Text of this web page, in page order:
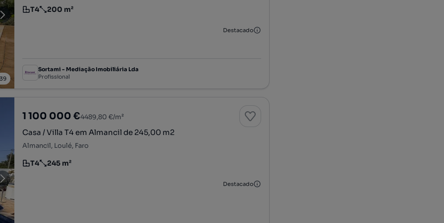
39
Tipologia
T4
Preço por metro quadrado
200 m²
Destacado
Sortami - Mediação Imobiliária Lda
Profissional
1 100 000 €4489,80 €/m²
Casa / Villa T4 em Almancil de 245,00 m2
Almancil, Loulé, Faro
Tipologia
T4
Preço por metro quadrado
245 m²
Destacado